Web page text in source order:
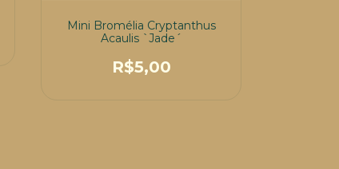
Mini Bromélia Cryptanthus
Acaulis `Jade´
R$5,00